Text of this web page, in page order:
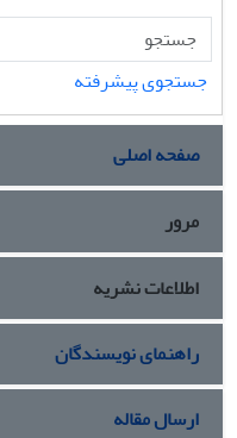
جستجوی پیشرفته
صفحه اصلی
مرور
اطلاعات نشریه
راهنمای نویسندگان
ارسال مقاله